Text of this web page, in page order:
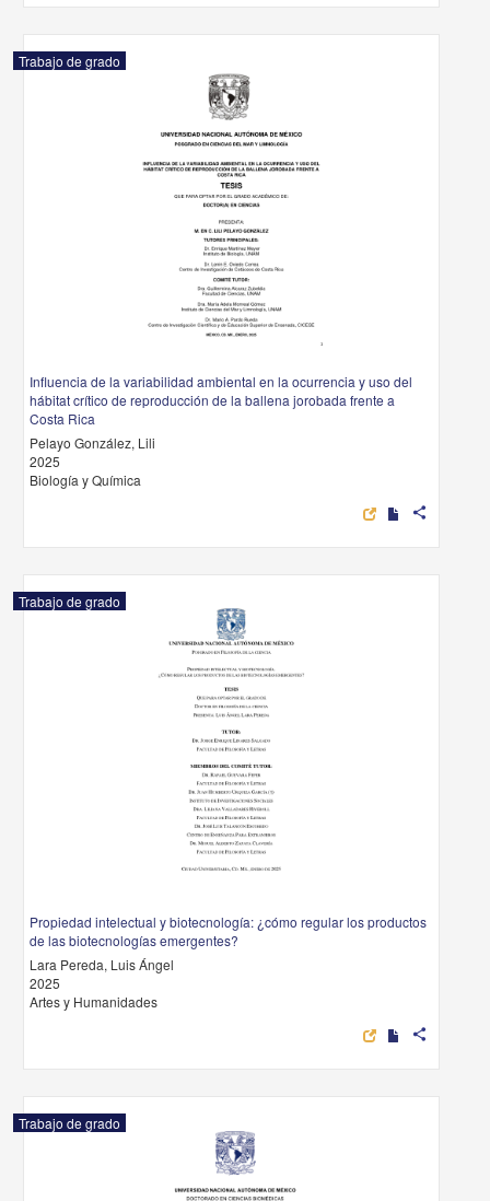
Trabajo de grado
Influencia de la variabilidad ambiental en la ocurrencia y uso del
hábitat crítico de reproducción de la ballena jorobada frente a
Costa Rica
Pelayo González, Lili
2025
Biología y Química
share
Trabajo de grado
Propiedad intelectual y biotecnología: ¿cómo regular los productos
de las biotecnologías emergentes?
Lara Pereda, Luis Ángel
2025
Artes y Humanidades
share
Trabajo de grado